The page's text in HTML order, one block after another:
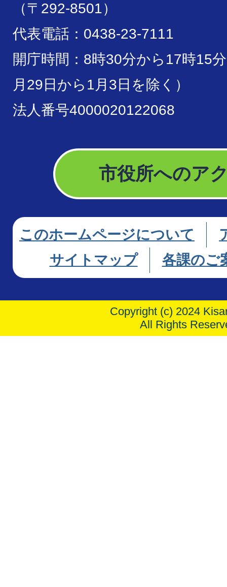
（〒292-8501）
代表電話：0438-23-7111
開庁時間：8時30分から17時15
月29日から1月3日を除く）
法人番号4000020122068
市役所へのア
このホームページについて
サイトマップ
各課のご
Copyright (c) 2024
All Rights